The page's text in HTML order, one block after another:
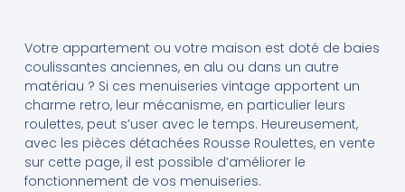
Votre appartement ou votre maison est doté de baies
coulissantes anciennes, en alu ou dans un autre
matériau ? Si ces menuiseries vintage apportent un
charme retro, leur mécanisme, en particulier leurs
roulettes, peut s’user avec le temps. Heureusement,
avec les pièces détachées Rousse Roulettes, en vente
sur cette page, il est possible d’améliorer le
fonctionnement de vos menuiseries.